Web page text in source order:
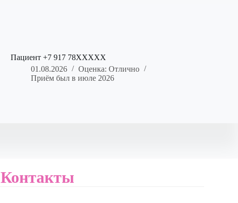
Пациент +7 917 78XXXXX
01.08.2026
Оценка: Отлично
Приём был в июле 2026
Контакты